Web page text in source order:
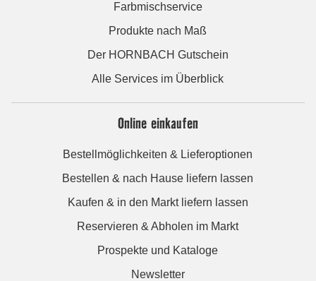
Farbmischservice
Produkte nach Maß
Der HORNBACH Gutschein
Alle Services im Überblick
Online einkaufen
Bestellmöglichkeiten & Lieferoptionen
Bestellen & nach Hause liefern lassen
Kaufen & in den Markt liefern lassen
Reservieren & Abholen im Markt
Prospekte und Kataloge
Newsletter